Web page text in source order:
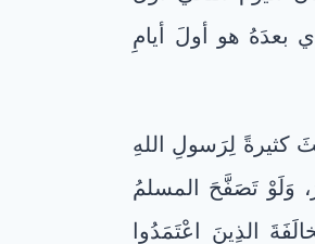
بعدَهُ هو أولَ أيامِ
كثيرةً لِرَسولِ اللهِ
وَلَوْ تَصَفَّحَ المسلمُ
الذِينَ اعْتَمَدُوا